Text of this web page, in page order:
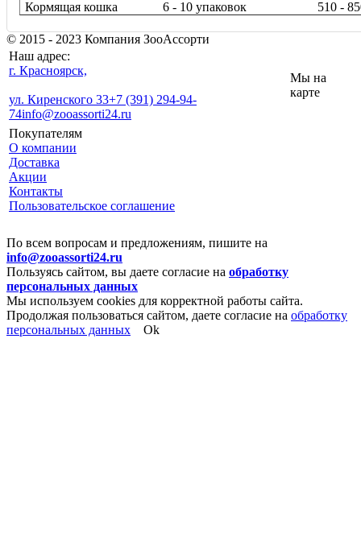
Кормящая кошка
6 - 10 упаковок 510 -
© 2015 - 2023 Компания ЗооАссорти
Наш адрес:
г. Красноярск,
ул. Киренского 33+7 (391) 294-94-
74info@zooassorti24.ru
Мы на
карте
Покупателям
О компании
Доставка
Акции
Контакты
Пользовательское соглашение
По всем вопросам и предложениям, пишите на
info@zooassorti24.ru
Пользуясь сайтом, вы даете согласие на обработку
персональных данных
Мы используем cookies для корректной работы сайта.
Продолжая пользоваться сайтом, даете согласие на обработку
персональных данных
Ok